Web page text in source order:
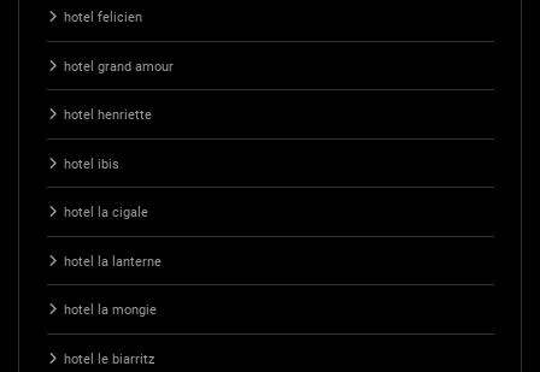
hotel felicien
hotel grand amour
hotel henriette
hotel ibis
hotel la cigale
hotel la lanterne
hotel la mongie
hotel le biarritz